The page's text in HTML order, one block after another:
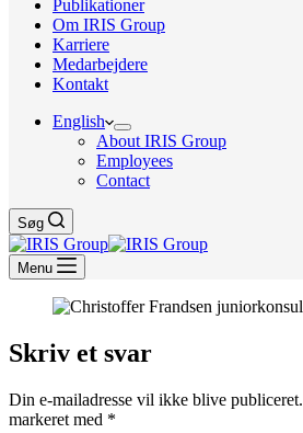
Publikationer
Om IRIS Group
Karriere
Medarbejdere
Kontakt
English
About IRIS Group
Employees
Contact
Søg
Menu
Skriv et svar
Din e-mailadresse vil ikke blive publiceret.
markeret med *